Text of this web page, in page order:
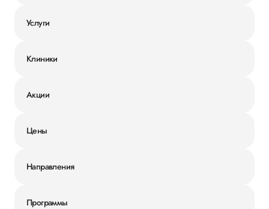
Услуги
Клиники
Акции
Цены
Направления
Программы